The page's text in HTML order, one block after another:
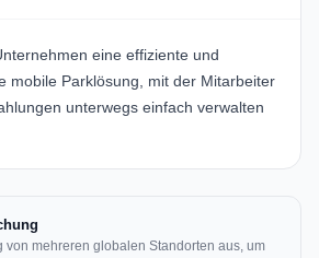
eine effiziente und
mobile Parklösung, mit der Mitarbeiter
unterwegs einfach verwalten
von mehreren globalen Standorten aus, um